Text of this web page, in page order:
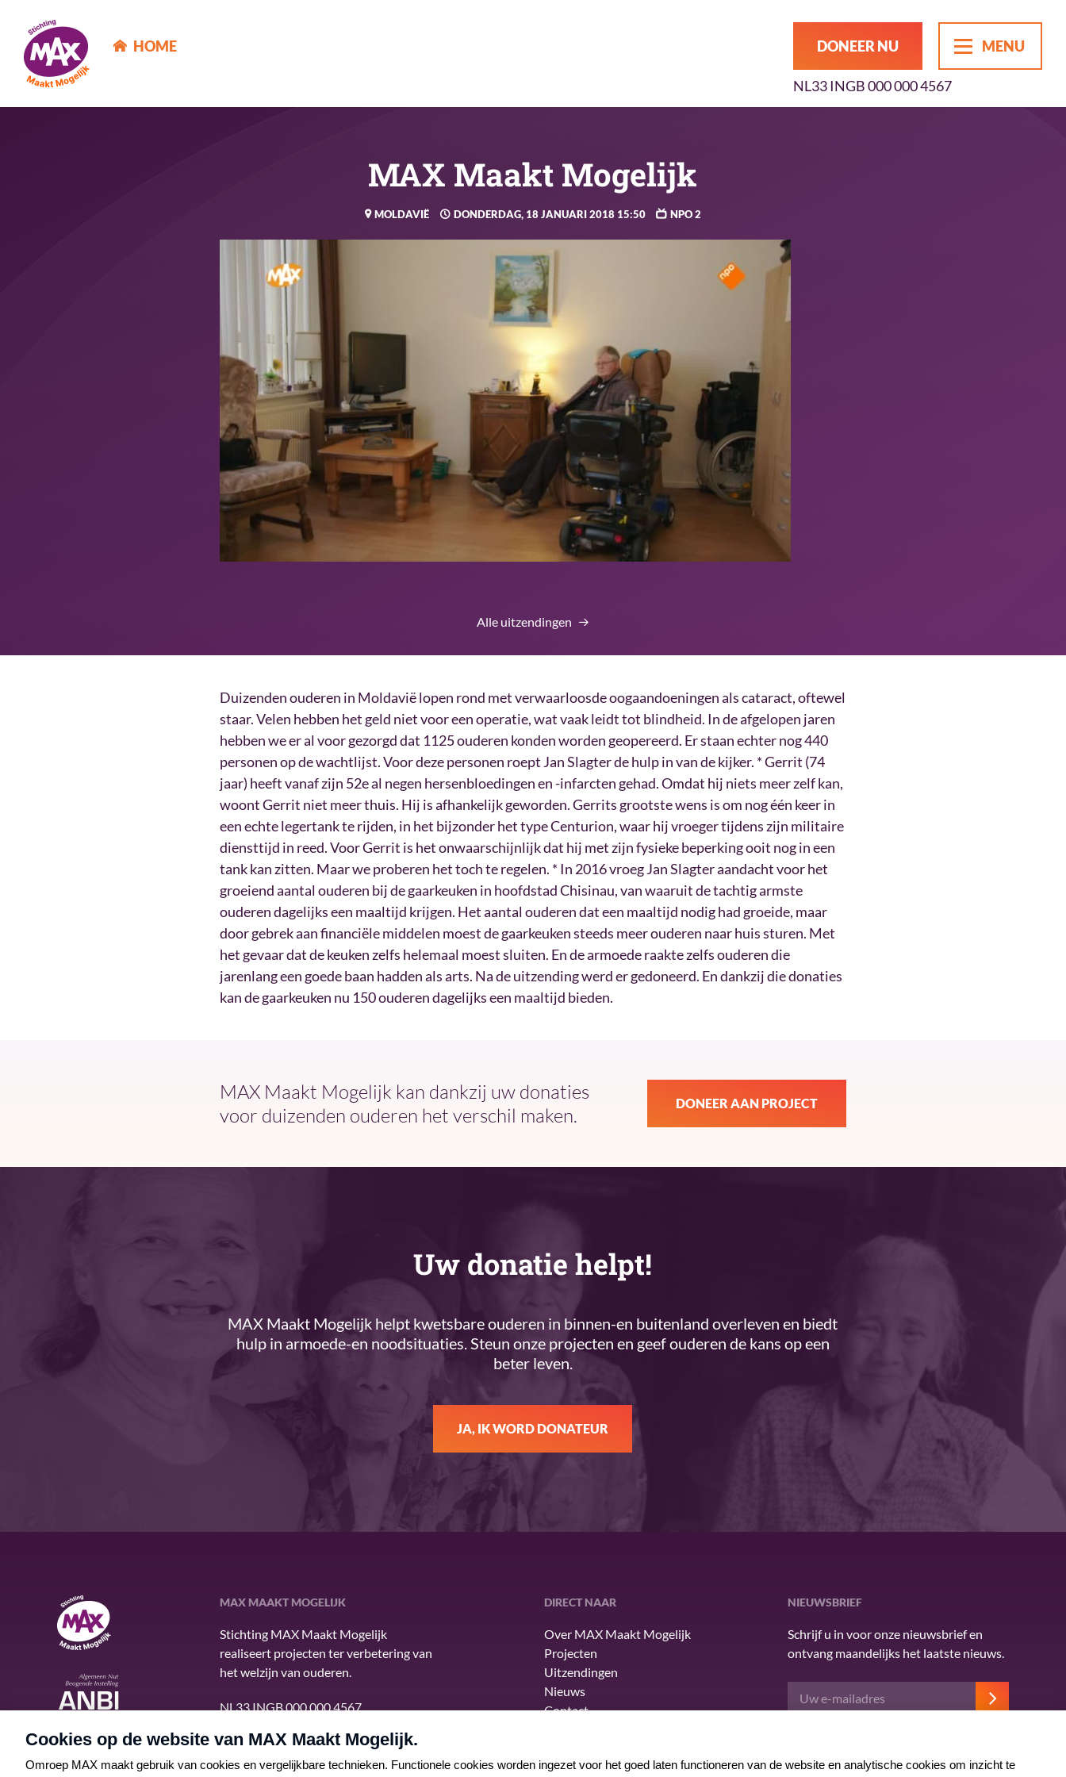
HOME
MENU
DONEER NU
NL33 INGB 000 000 4567
MAX Maakt Mogelijk
MOLDAVIË DONDERDAG, 18 JANUARI 2018 15:50 NPO 2
Alle uitzendingen
Duizenden ouderen in Moldavië lopen rond met verwaarloosde oogaandoeningen als cataract, oftewel
staar. Velen hebben het geld niet voor een operatie, wat vaak leidt tot blindheid. In de afgelopen jaren
hebben we er al voor gezorgd dat 1125 ouderen konden worden geopereerd. Er staan echter nog 440
personen op de wachtlijst. Voor deze personen roept Jan Slagter de hulp in van de kijker. * Gerrit (74
jaar) heeft vanaf zijn 52e al negen hersenbloedingen en -infarcten gehad. Omdat hij niets meer zelf kan,
woont Gerrit niet meer thuis. Hij is afhankelijk geworden. Gerrits grootste wens is om nog één keer in
een echte legertank te rijden, in het bijzonder het type Centurion, waar hij vroeger tijdens zijn militaire
diensttijd in reed. Voor Gerrit is het onwaarschijnlijk dat hij met zijn fysieke beperking ooit nog in een
tank kan zitten. Maar we proberen het toch te regelen. * In 2016 vroeg Jan Slagter aandacht voor het
groeiend aantal ouderen bij de gaarkeuken in hoofdstad Chisinau, van waaruit de tachtig armste
ouderen dagelijks een maaltijd krijgen. Het aantal ouderen dat een maaltijd nodig had groeide, maar
door gebrek aan financiële middelen moest de gaarkeuken steeds meer ouderen naar huis sturen. Met
het gevaar dat de keuken zelfs helemaal moest sluiten. En de armoede raakte zelfs ouderen die
jarenlang een goede baan hadden als arts. Na de uitzending werd er gedoneerd. En dankzij die donaties
kan de gaarkeuken nu 150 ouderen dagelijks een maaltijd bieden.
MAX Maakt Mogelijk kan dankzij uw donaties
voor duizenden ouderen het verschil maken.
DONEER AAN PROJECT
Uw donatie helpt!
MAX Maakt Mogelijk helpt kwetsbare ouderen in binnen-en buitenland overleven en biedt
hulp in armoede-en noodsituaties. Steun onze projecten en geef ouderen de kans op een
beter leven.
JA, IK WORD DONATEUR
MAX Maakt MogelijkMAX MAAKT MOGELIJK
Stichting MAX Maakt Mogelijk
realiseert projecten ter verbetering van
het welzijn van ouderen.
NL33 INGB 000 000 4567
DIRECT NAAR
Over MAX Maakt Mogelijk
Projecten
Uitzendingen
Nieuws
Contact
NIEUWSBRIEF
Schrijf u in voor onze nieuwsbrief en
ontvang maandelijks het laatste nieuws.
servicevoorwaarden
van toepassing.